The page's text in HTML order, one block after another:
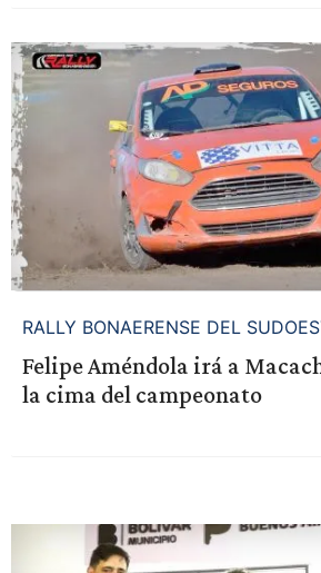
RALLY BONAERENSE DEL
Felipe Améndola irá a
la cima del campeonato